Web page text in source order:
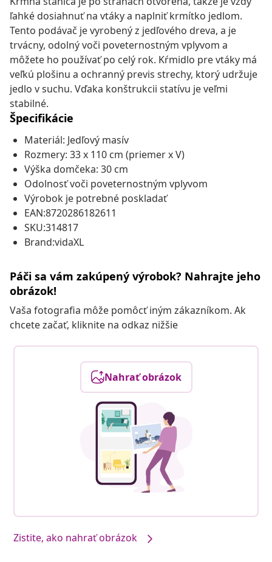
ľahké dosiahnuť na vtáky a naplniť krmítko jedlom.
Tento podávač je vyrobený z jedľového dreva, a je
trvácny, odolný voči poveternostným vplyvom a
môžete ho používať po celý rok. Kŕmidlo pre vtáky má
veľkú plošinu a ochranný previs strechy, ktorý udržuje
jedlo v suchu. Vďaka konštrukcii statívu je veľmi
stabilné.
Špecifikácie
Materiál: Jedľový masív
Rozmery: 33 x 110 cm (priemer x V)
Výška domčeka: 30 cm
Odolnosť voči poveternostným vplyvom
Výrobok je potrebné poskladať
EAN:8720286182611
SKU:314817
Brand:vidaXL
Páči sa vám zakúpený výrobok? Nahrajte jeho
obrázok!
Vaša fotografia môže pomôcť iným zákazníkom. Ak
chcete začať, kliknite na odkaz nižšie
Nahrať obrázok
Zistite, ako nahrať obrázok